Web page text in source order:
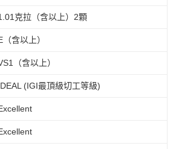
克拉（含以上）2顆
（含以上）
（含以上）
(IGI最頂級切工等級)